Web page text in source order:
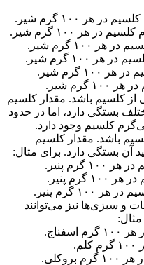
کلسیم باشد. مقدار کلسیم
بستگی دارد، اما در حدود
باشد. مقدار کلسیم
آن بستگی دارد. برای مثال:
و سبزی‌ها نیز می‌توانند